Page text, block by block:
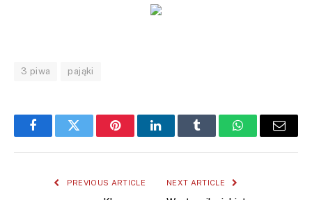
3 piwa pająki
FacebookTwitter PinterestLinkedInTumblr WhatsAppEmail
PREVIOUS ARTICLE NEXT ARTICLE